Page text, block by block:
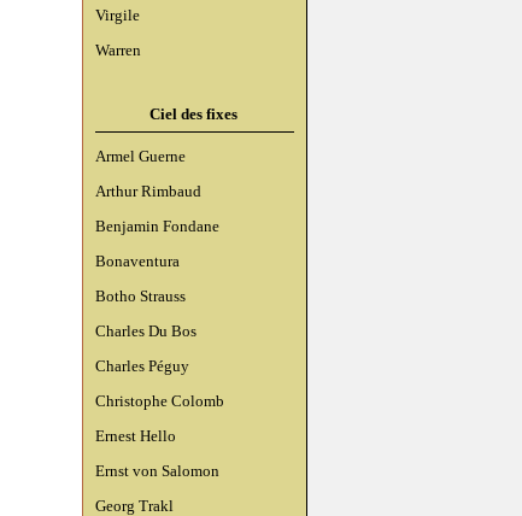
Virgile
Warren
Ciel des fixes
Armel Guerne
Arthur Rimbaud
Benjamin Fondane
Bonaventura
Botho Strauss
Charles Du Bos
Charles Péguy
Christophe Colomb
Ernest Hello
Ernst von Salomon
Georg Trakl